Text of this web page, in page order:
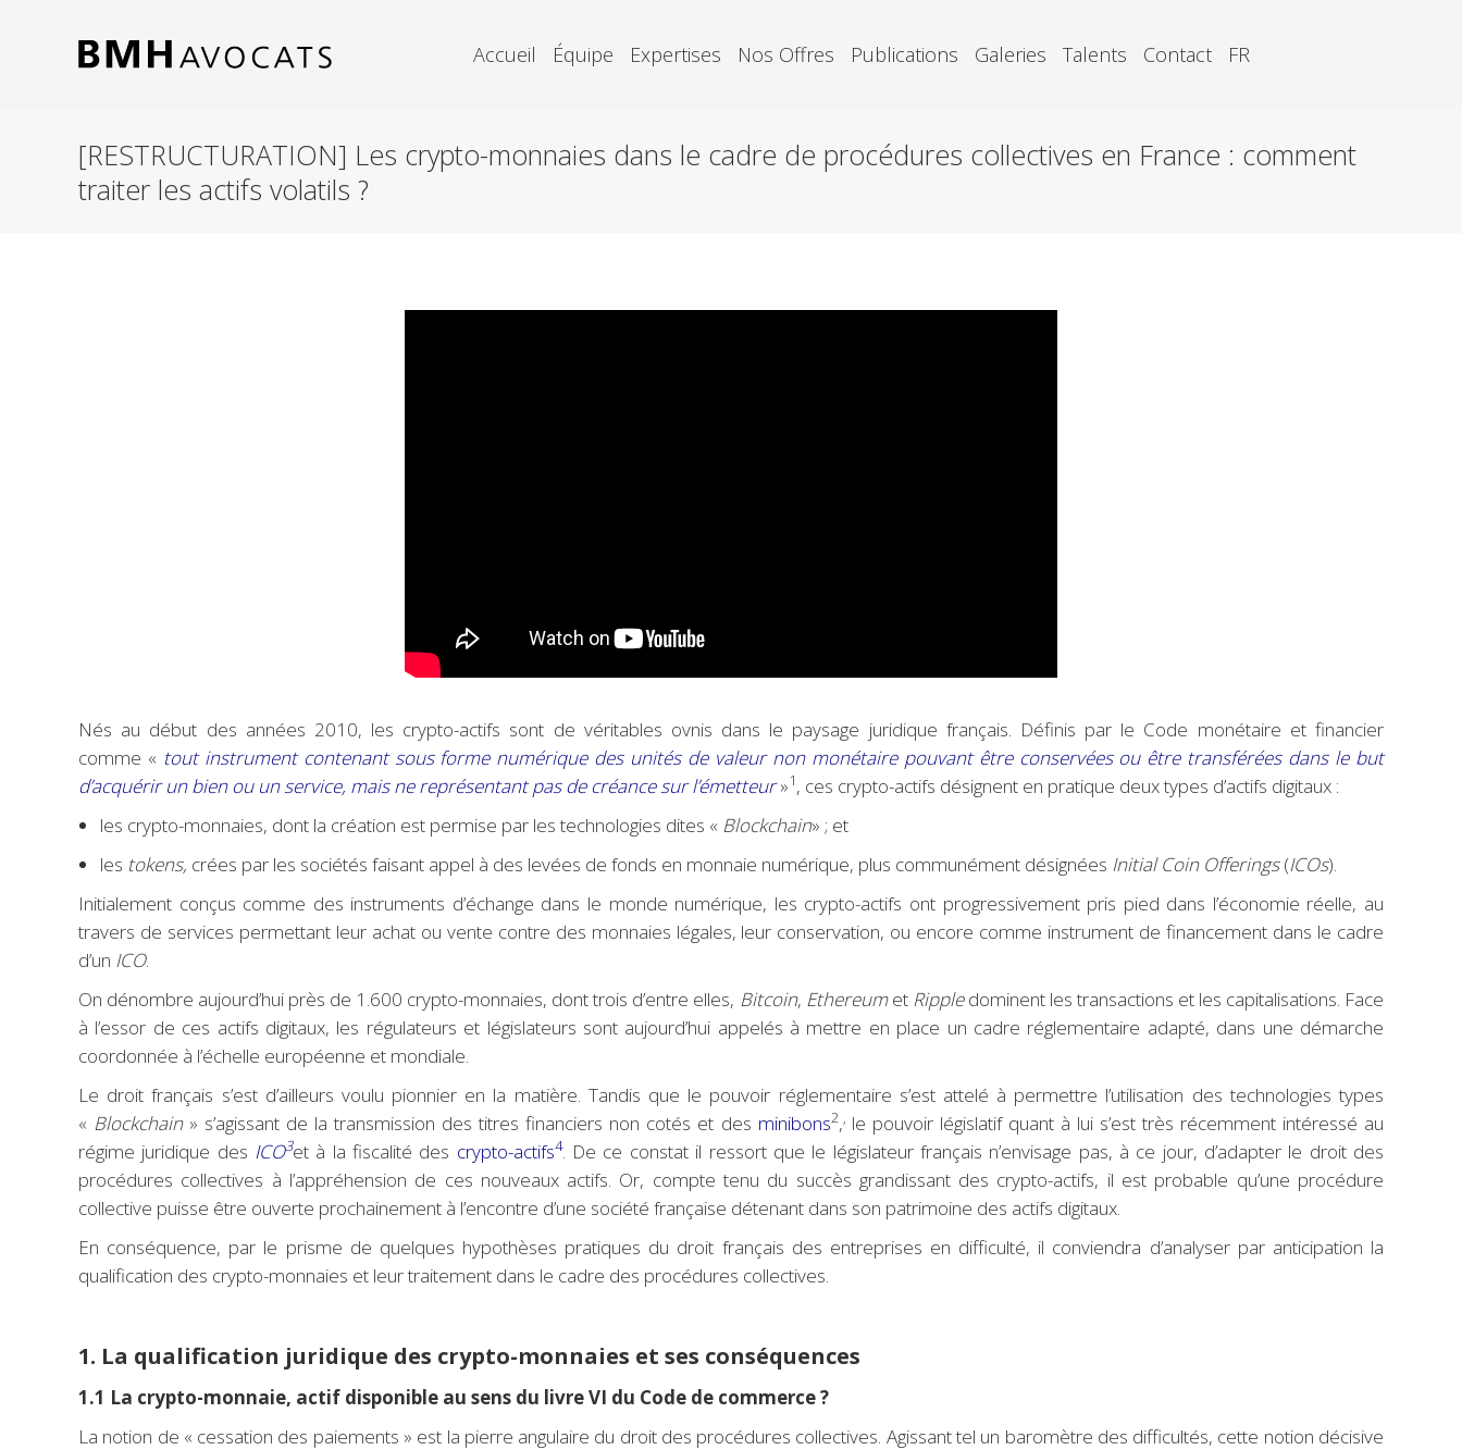
Accueil Équipe Expertises Nos Offres Publications Galeries Talents Contact FR
[RESTRUCTURATION] Les crypto-monnaies dans le cadre de procédures collectives en France : comment
traiter les actifs volatils ?
Nés au début des années 2010, les crypto-actifs sont de véritables ovnis dans le paysage juridique français. Définis par le Code monétaire et financier
comme « tout instrument contenant sous forme numérique des unités de valeur non monétaire pouvant être conservées ou être transférées dans le but
d’acquérir un bien ou un service, mais ne représentant pas de créance sur l’émetteur»1, ces crypto-actifs désignent en pratique deux types d’actifs digitaux :
les crypto-monnaies, dont la création est permise par les technologies dites « Blockchain» ; et
les tokens, crées par les sociétés faisant appel à des levées de fonds en monnaie numérique, plus communément désignées Initial Coin Offerings(ICOs).
Initialement conçus comme des instruments d’échange dans le monde numérique, les crypto-actifs ont progressivement pris pied dans l’économie réelle, au
travers de services permettant leur achat ou vente contre des monnaies légales, leur conservation, ou encore comme instrument de financement dans le cadre
d’un ICO.
On dénombre aujourd’hui près de 1.600 crypto-monnaies, dont trois d’entre elles, Bitcoin, Ethereumet Rippledominent les transactions et les capitalisations. Face
à l’essor de ces actifs digitaux, les régulateurs et législateurs sont aujourd’hui appelés à mettre en place un cadre réglementaire adapté, dans une démarche
coordonnée à l’échelle européenne et mondiale.
Le droit français s’est d’ailleurs voulu pionnier en la matière. Tandis que le pouvoir réglementaire s’est attelé à permettre l’utilisation des technologies types
« Blockchain» s’agissant de la transmission des titres financiers non cotés et des minibons2,, le pouvoir législatif quant à lui s’est très récemment intéressé au
régime juridique des ICO3et à la fiscalité des crypto-actifs4. De ce constat il ressort que le législateur français n’envisage pas, à ce jour, d’adapter le droit des
procédures collectives à l’appréhension de ces nouveaux actifs. Or, compte tenu du succès grandissant des crypto-actifs, il est probable qu’une procédure
collective puisse être ouverte prochainement à l’encontre d’une société française détenant dans son patrimoine des actifs digitaux.
En conséquence, par le prisme de quelques hypothèses pratiques du droit français des entreprises en difficulté, il conviendra d’analyser par anticipation la
qualification des crypto-monnaies et leur traitement dans le cadre des procédures collectives.
1. La qualification juridique des crypto-monnaies et ses conséquences
1.1 La crypto-monnaie, actif disponible au sens du livre VI du Code de commerce ?
La notion de « cessation des paiements » est la pierre angulaire du droit des procédures collectives. Agissant tel un baromètre des difficultés, cette notion décisive